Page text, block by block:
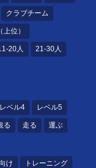
クラブチーム
位）
20人 21-30人
レベル4 レベル5
る 走る 運ぶ
け トレーニング